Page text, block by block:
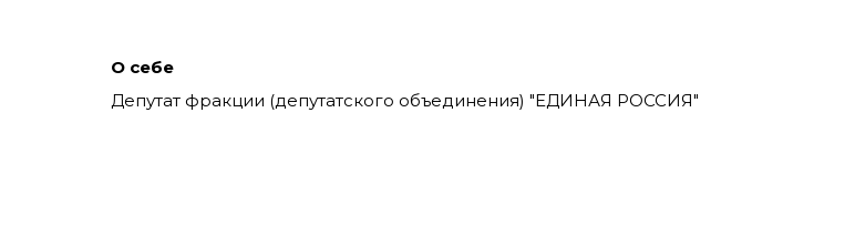
О себе
Депутат фракции (депутатского объединения) "ЕДИНАЯ РОССИЯ"